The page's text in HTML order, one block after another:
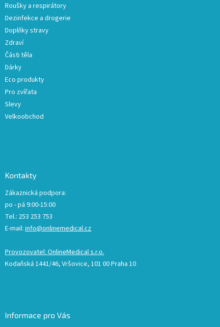
Roušky a respirátory
Dezinfekce a drogerie
Doplňky stravy
Zdraví
Části těla
Dárky
Eco produkty
Pro zvířata
Slevy
Velkoobchod
Kontakty
Zákaznická podpora:
po - pá 9:00-15:00
Tel.: 253 253 753
E-mail: info@onlinemedical.cz
Provozovatel: OnlineMedical s.r.o.
Kodaňská 1441/46, Vršovice, 101 00 Praha 10
Informace pro Vás